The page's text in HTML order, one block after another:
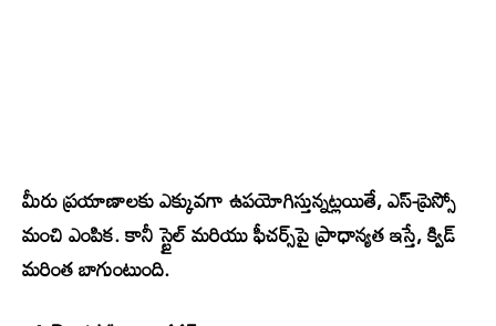
మీరు ప్రయాణాలకు ఎక్కువగా ఉపయోగిస్తున్నట్లయితే, ఎస్-ప్రెస్సో
మంచి ఎంపిక. కానీ స్టైల్ మరియు ఫీచర్స్‌పై ప్రాధాన్యత ఇస్తే, క్విడ్
మరింత బాగుంటుంది.